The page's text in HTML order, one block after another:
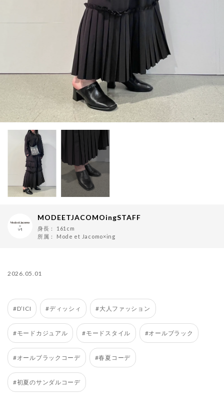
MODEETJACOMOingSTAFF
身長：
161cm
所属： Mode et Jacomo×ing
2026.05.01
#D’ICI #ディッシィ #大人ファッション
#モードカジュアル #モードスタイル #オールブラック
#オールブラックコーデ #春夏コーデ
#初夏のサンダルコーデ